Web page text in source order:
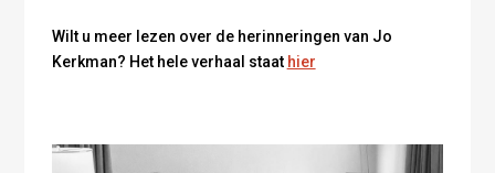
Wilt u meer lezen over de herinneringen van Jo
Kerkman? Het hele verhaal staat hier